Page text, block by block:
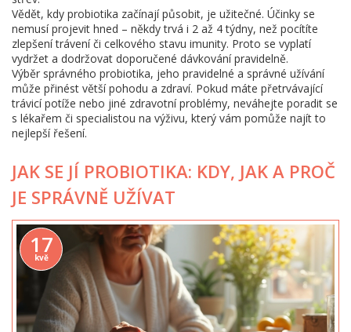
Vědět, kdy probiotika začínají působit, je užitečné. Účinky se
nemusí projevit hned – někdy trvá i 2 až 4 týdny, než pocítíte
zlepšení trávení či celkového stavu imunity. Proto se vyplatí
vydržet a dodržovat doporučené dávkování pravidelně.
Výběr správného probiotika, jeho pravidelné a správné užívání
může přinést větší pohodu a zdraví. Pokud máte přetrvávající
trávicí potíže nebo jiné zdravotní problémy, neváhejte poradit se
s lékařem či specialistou na výživu, který vám pomůže najít to
nejlepší řešení.
JAK SE JÍ PROBIOTIKA: KDY, JAK A PROČ
JE SPRÁVNĚ UŽÍVAT
17
kvě